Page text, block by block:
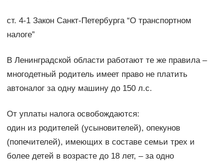
ст. 4-1 Закон Санкт-Петербурга “О транспортном
налоге”
В Ленинградской области работают те же правила –
многодетный родитель имеет право не платить
автоналог за одну машину до 150 л.с.
От уплаты налога освобождаются:
один из родителей (усыновителей), опекунов
(попечителей), имеющих в составе семьи трех и
более детей в возрасте до 18 лет, – за одно